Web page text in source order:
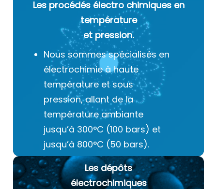
Les procédés électro chimiques en
température
et pression.
Nous sommes spécialisés en
électrochimie à haute
température et sous
pression, allant de la
température ambiante
jusqu’à 300°C (100 bars) et
jusqu’à 800°C (50 bars).
Les dépôts
électrochimiques